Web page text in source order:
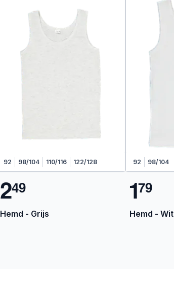
92 98/104 110/116 122/128
249
Hemd - Grijs
92 98/104
179
Hemd - Wit